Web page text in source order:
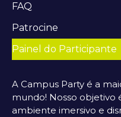
FAQ
Patrocine
Painel do Participante
A Campus Party é a
mundo! Nosso objetivo
ambiente imersivo e